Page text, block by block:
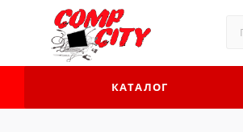
КАТАЛОГ